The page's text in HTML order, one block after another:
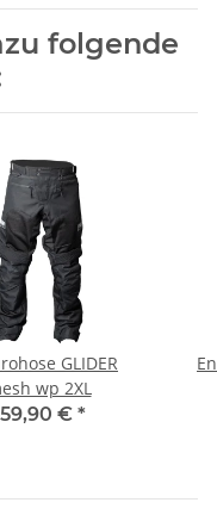
folgende
GLIDER
wp 2XL
€ *